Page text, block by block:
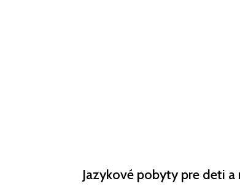
Jazykové pobyty pre deti a